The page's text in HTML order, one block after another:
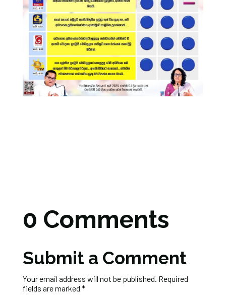
0 Comments
Submit a Comment
Your email address will not be published. Required
fields are marked *